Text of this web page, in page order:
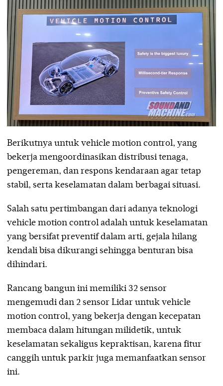
Berikutnya untuk vehicle motion control, yang
bekerja mengoordinasikan distribusi tenaga,
pengereman, dan respons kendaraan agar tetap
stabil, serta keselamatan dalam berbagai situasi.
Salah satu pertimbangan dari adanya teknologi
vehicle motion control adalah untuk keselamatan
yang bersifat preventif dalam arti, gejala hilang
kendali bisa dikurangi sehingga benturan bisa
dihindari.
Rancang bangun ini memiliki 32 sensor
mengemudi dan 2 sensor Lidar untuk vehicle
motion control, yang bekerja dengan kecepatan
membaca dalam hitungan milidetik, untuk
keselamatan sekaligus kepraktisan, karena fitur
canggih untuk parkir juga memanfaatkan sensor
ini.